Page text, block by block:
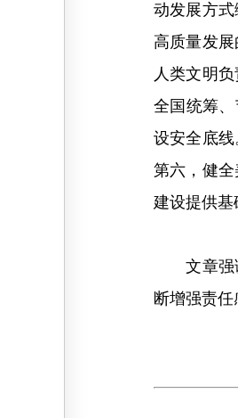
动发展方
高质量发
人类文明
全国统筹
设安全底
第六，健
建设提供基
文章强调
断增强责